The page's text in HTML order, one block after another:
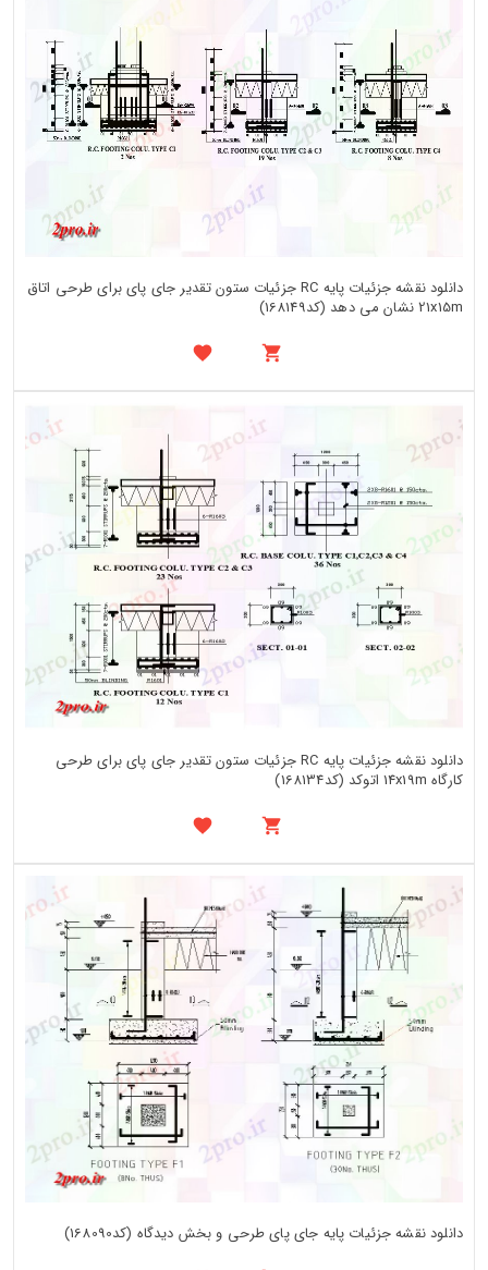
دانلود نقشه جزئیات پایه RC جزئیات ستون تقدیر جای پای برای طرحی اتاق
21x15m نشان می دهد (کد168149)
دانلود نقشه جزئیات پایه RC جزئیات ستون تقدیر جای پای برای طرحی
کارگاه 14x19m اتوکد (کد168134)
دانلود نقشه جزئیات پایه جای پای طرحی و بخش دیدگاه (کد168090)